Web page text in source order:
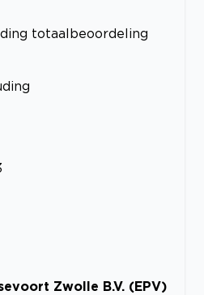
totaalbeoordeling
Zwolle B.V. (EPV)